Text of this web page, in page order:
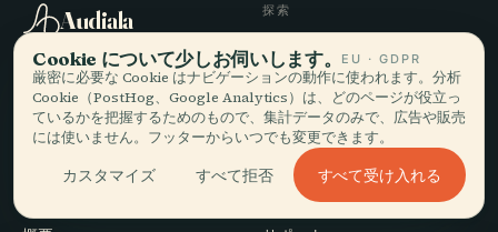
Audiala
あなたの本当の歩き方に寄り
添う音声ガイド — 誠実に集
め、街のために語り、一度だ
けダウンロード。
探索
目的地
ガイド
旅のヒント
料金を見る
ダウンロード
ヘルプ
Cookie について少しお伺いします。 EU · GDPR
厳密に必要な Cookie はナビゲーションの動作に使われます。分析
Cookie（PostHog、Google Analytics）は、どのページが役立っ
ているかを把握するためのもので、集計データのみで、広告や販売
には使いません。フッターからいつでも変更できます。
カスタマイズ すべて拒否 すべて受け入れる